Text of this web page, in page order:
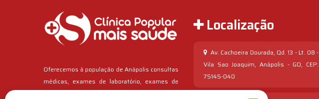
Oferecemos à população de Anápolis consultas
médicas, exames de laboratório, exames de
ultrassom e muitos outros serviços de saúde
Localização
Av. Cachoeira Dourada, Qd. 13 - Lt. 08 -
Vila Sao Joaquim, Anápolis - GO, CEP:
75145-040